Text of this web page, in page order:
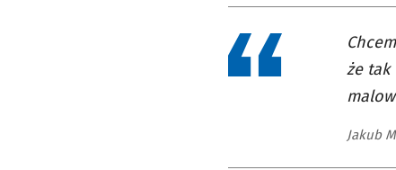
że tak
Jakub